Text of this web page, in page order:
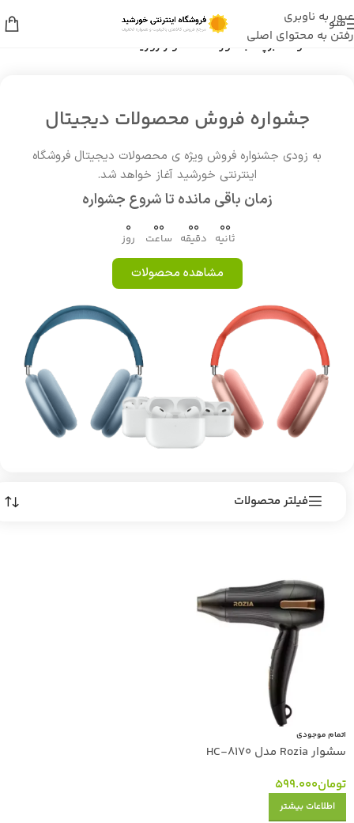
عبور به ناوبری
رفتن به محتوای اصلی
منو
خانه/ محصولات برچسب خورده “سشوار روزیا 8170”
جشواره فروش محصولات دیجیتال
به زودی جشنواره فروش ویژه ی محصولات دیجیتال فروشگاه
اینترنتی خورشید آغاز خواهد شد.
زمان باقی مانده تا شروع جشواره
0
روز
00
ساعت
00
دقیقه
00
ثانیه
مشاهده محصولات
فیلتر محصولات
اتمام موجودی
سشوار Rozia مدل HC-8170
تومان599.000
اطلاعات بیشتر